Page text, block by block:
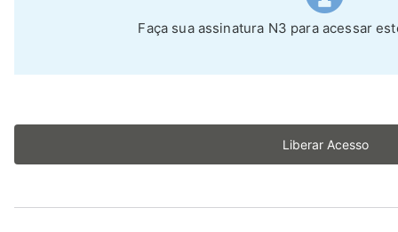
Faça sua assinatura N3 para acessar
Liberar Acesso